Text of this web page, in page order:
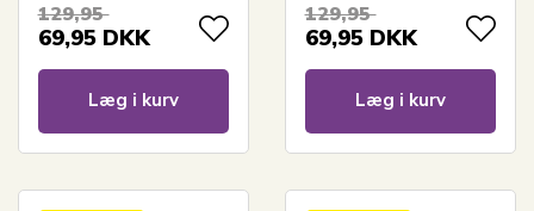
til vådrum
129,95
69,95 DKK
Læg i kurv
til vådrum
129,95
69,95 DKK
Læg i kurv